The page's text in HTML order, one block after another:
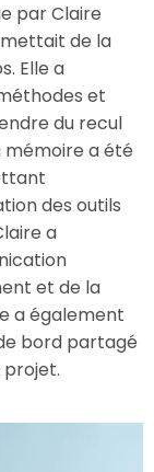
par Claire
de la
Elle a
et
du recul
mémoire a été
des outils
a
et de la
a également
bord partagé
projet.